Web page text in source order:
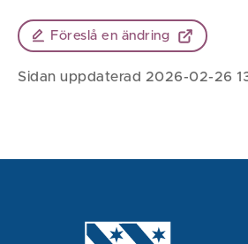
Föreslå en ändring
Sidan uppdaterad 2026-02-26